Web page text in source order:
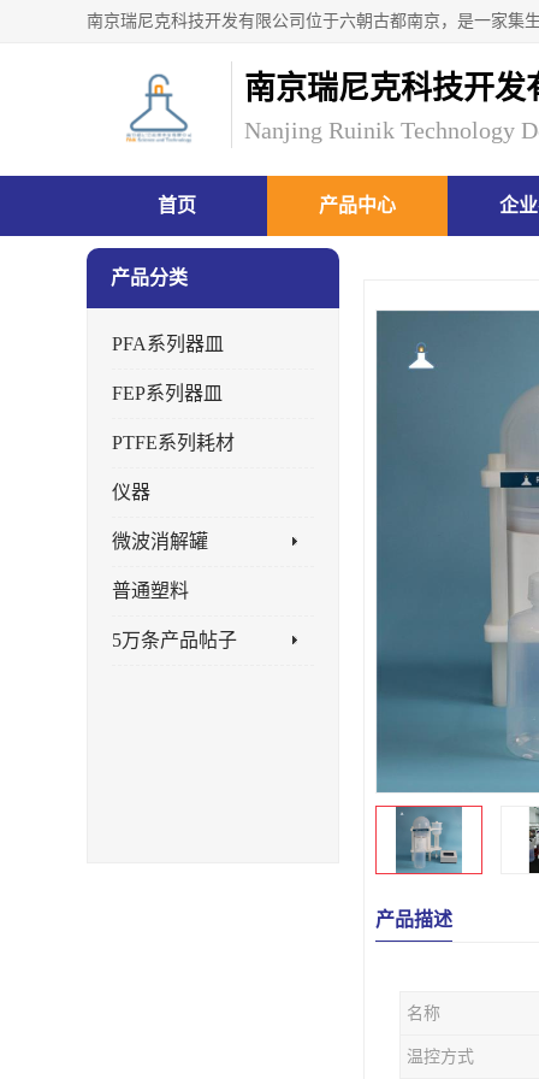
南京瑞尼克科技开发
Nanjing Ruinik Technology
首页 产品中心 企
产品分类
PFA系列器皿
FEP系列器皿
PTFE系列耗材
仪器
微波消解罐
普通塑料
5万条产品帖子
产品描述
名称
温控方式